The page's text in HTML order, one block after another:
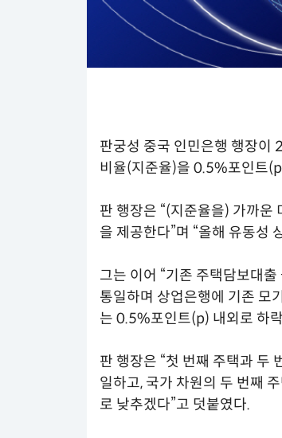
판궁성 중국 인민은행 행장이
비율(지준율)을 0.5%포인트
판 행장은 “(지준율을) 가까
을 제공한다”며 “올해 유동성
그는 이어 “기존 주택담보대
통일하며 상업은행에 기존 모
는 0.5%포인트(p) 내외로 하
판 행장은 “첫 번째 주택과 두
일하고, 국가 차원의 두 번째
로 낮추겠다”고 덧붙였다.